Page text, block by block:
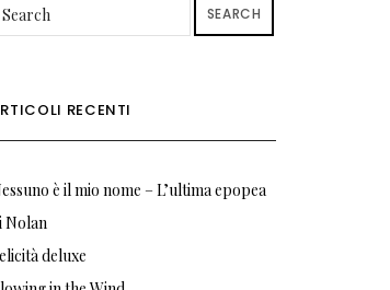
SEARCH
RECENTI
è il mio nome – L’ultima epopea
Nolan
deluxe